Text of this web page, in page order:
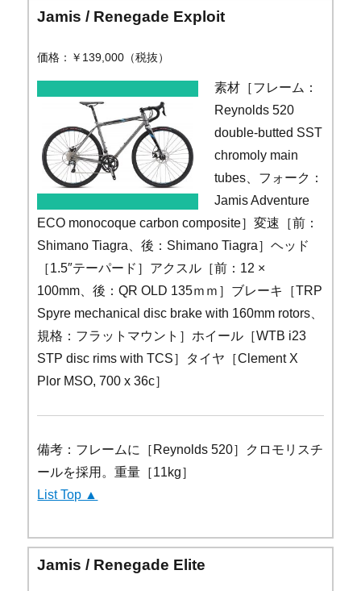
Jamis / Renegade Exploit
価格：￥139,000（税抜）
素材［フレーム：
Reynolds 520
double-butted SST
chromoly main
tubes、フォーク：
Jamis Adventure
ECO monocoque carbon composite］変速［前：
Shimano Tiagra、後：Shimano Tiagra］ヘッド
［1.5″テーパード］アクスル［前：12 ×
100mm、後：QR OLD 135ｍｍ］ブレーキ［TRP
Spyre mechanical disc brake with 160mm rotors、
規格：フラットマウント］ホイール［WTB i23
STP disc rims with TCS］タイヤ［Clement X
Plor MSO, 700 x 36c］
備考：フレームに［Reynolds 520］クロモリスチ
ールを採用。重量［11kg］
List Top ▲
Jamis / Renegade Elite